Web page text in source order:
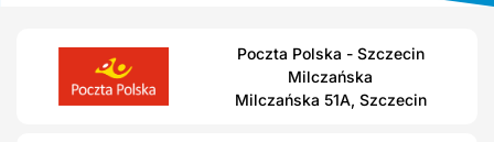
Poczta Polska - Szczecin
Milczańska
Milczańska 51A, Szczecin